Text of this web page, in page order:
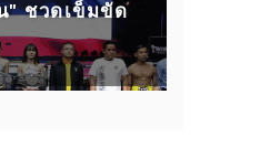
" ชวดเข็มขัด